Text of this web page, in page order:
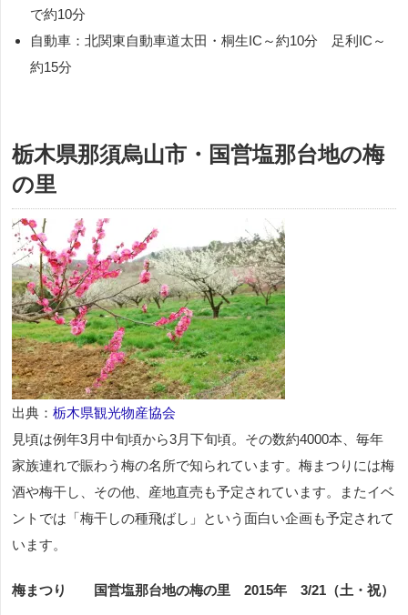
で約10分
自動車：北関東自動車道太田・桐生IC ～約10分 足利 IC ～
約15分
栃木県那須烏山市・国営塩那台地の梅
の里
出典： 栃木県観光物産協会
見頃は例年3月中旬頃から3月下旬頃。その数約4000本、毎年
家族連れで賑わう梅の名所で知られています。梅まつりには梅
酒や梅干し、その他、産地直売も予定されています。またイベ
ントでは「梅干しの種飛ばし」という面白い企画も予定されて
います。
梅まつり 国営塩那台地の梅の里 2015年 3/21（土・祝）